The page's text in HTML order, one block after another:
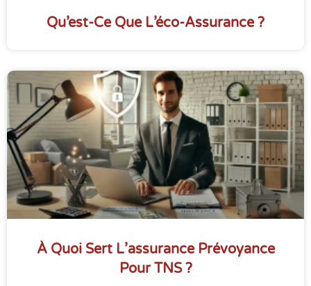
Qu’est-Ce Que L’éco-Assurance ?
À Quoi Sert L’assurance Prévoyance
Pour TNS ?